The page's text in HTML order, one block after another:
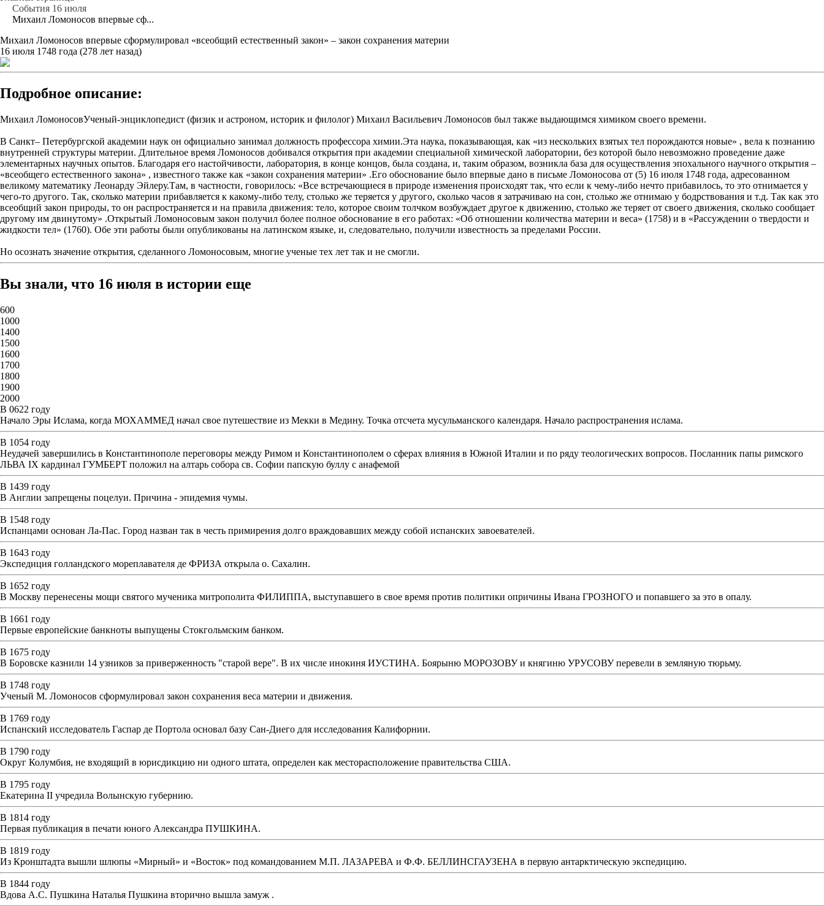
События 16 июля
Михаил Ломоносов впервые сф...
Михаил Ломоносов впервые сформулировал «всеобщий естественный закон» – закон сохранения материи
16 июля 1748 года (278 лет назад)
Подробное описание:
Михаил ЛомоносовУченый-энциклопедист (физик и астроном, историк и филолог) Михаил Васильевич Ломоносов был также выдающимся химиком своего времени.
В Санкт– Петербургской академии наук он официально занимал должность профессора химии.Эта наука, показывающая, как «из нескольких взятых тел порождаются новые» , вела к познанию
внутренней структуры материи. Длительное время Ломоносов добивался открытия при академии специальной химической лаборатории, без которой было невозможно проведение даже
элементарных научных опытов. Благодаря его настойчивости, лаборатория, в конце концов, была создана, и, таким образом, возникла база для осуществления эпохального научного открытия –
«всеобщего естественного закона» , известного также как «закон сохранения материи» .Его обоснование было впервые дано в письме Ломоносова от (5) 16 июля 1748 года, адресованном
великому математику Леонарду Эйлеру.Там, в частности, говорилось: «Все встречающиеся в природе изменения происходят так, что если к чему-либо нечто прибавилось, то это отнимается у
чего-то другого. Так, сколько материи прибавляется к какому-либо телу, столько же теряется у другого, сколько часов я затрачиваю на сон, столько же отнимаю у бодрствования и т.д. Так как это
всеобщий закон природы, то он распространяется и на правила движения: тело, которое своим толчком возбуждает другое к движению, столько же теряет от своего движения, сколько сообщает
другому им двинутому» .Открытый Ломоносовым закон получил более полное обоснование в его работах: «Об отношении количества материи и веса» (1758) и в «Рассуждении о твердости и
жидкости тел» (1760). Обе эти работы были опубликованы на латинском языке, и, следовательно, получили известность за пределами России.
Но осознать значение открытия, сделанного Ломоносовым, многие ученые тех лет так и не смогли.
Вы знали, что 16 июля в истории еще
600
1000
1400
1500
1600
1700
1800
1900
2000
В 0622 году
Начало Эры Ислама, когда МОХАММЕД начал свое путешествие из Мекки в Медину. Точка отсчета мусульманского календаря. Начало распространения ислама.
В 1054 году
Неудачей завершились в Константинополе переговоры между Римом и Константинополем о сферах влияния в Южной Италии и по ряду теологических вопросов. Посланник папы римского
ЛЬВА IX кардинал ГУМБЕРТ положил на алтарь собора св. Софии папскую буллу с анафемой
В 1439 году
В Англии запрещены поцелуи. Причина - эпидемия чумы.
В 1548 году
Испанцами основан Ла-Пас. Город назван так в честь примирения долго враждовавших между собой испанских завоевателей.
В 1643 году
Экспедиция голландского мореплавателя де ФРИЗА открыла о. Сахалин.
В 1652 году
В Москву перенесены мощи святого мученика митрополита ФИЛИППА, выступавшего в свое время против политики опричины Ивана ГРОЗНОГО и попавшего за это в опалу.
В 1661 году
Первые европейские банкноты выпущены Стокгольмским банком.
В 1675 году
В Боровске казнили 14 узников за приверженность "старой вере". В их числе инокиня ИУСТИНА. Боярыню МОРОЗОВУ и княгиню УРУСОВУ перевели в земляную тюрьму.
В 1748 году
Ученый М. Ломоносов сформулировал закон сохранения веса материи и движения.
В 1769 году
Испанский исследователь Гаспар де Портола основал базу Сан-Диего для исследования Калифорнии.
В 1790 году
Округ Колумбия, не входящий в юрисдикцию ни одного штата, определен как месторасположение правительства США.
В 1795 году
Екатерина II учредила Волынскую губернию.
В 1814 году
Первая публикация в печати юного Александра ПУШКИНА.
В 1819 году
Из Кронштадта вышли шлюпы «Мирный» и «Восток» под командованием М.П. ЛАЗАРЕВА и Ф.Ф. БЕЛЛИНСГАУЗЕНА в первую антарктическую экспедицию.
В 1844 году
Вдова А.С. Пушкина Наталья Пушкина вторично вышла замуж .